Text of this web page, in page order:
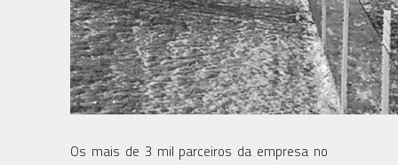
Os mais de 3 mil parceiros da empresa no